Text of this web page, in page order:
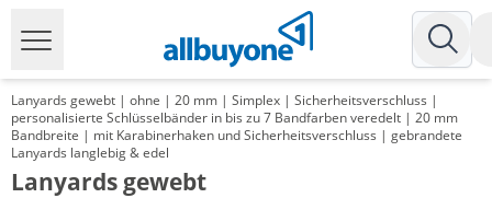
Lanyards gewebt | ohne | 20 mm | Simplex | Sicherheitsverschluss |
personalisierte Schlüsselbänder in bis zu 7 Bandfarben veredelt | 20 mm
Bandbreite | mit Karabinerhaken und Sicherheitsverschluss | gebrandete
Lanyards langlebig & edel
Lanyards gewebt